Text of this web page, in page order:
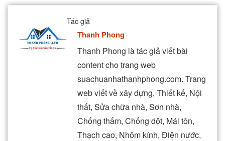
Tác giả
Thanh Phong
Thanh Phong là tác giả viết bài
content cho trang web
suachuanhathanhphong.com. Trang
web viết về xây dựng, Thiết kế, Nội
thất, Sửa chữa nhà, Sơn nhà,
Chống thấm, Chống dột, Mái tôn,
Thạch cao, Nhôm kính, Điện nước,